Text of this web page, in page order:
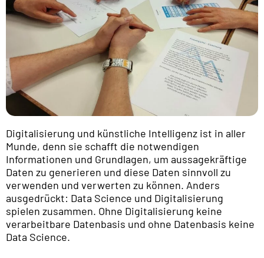
Digitalisierung und künstliche Intelligenz ist in aller
Munde, denn sie schafft die notwendigen
Informationen und Grundlagen, um aussagekräftige
Daten zu generieren und diese Daten sinnvoll zu
verwenden und verwerten zu können. Anders
ausgedrückt: Data Science und Digitalisierung
spielen zusammen. Ohne Digitalisierung keine
verarbeitbare Datenbasis und ohne Datenbasis keine
Data Science.